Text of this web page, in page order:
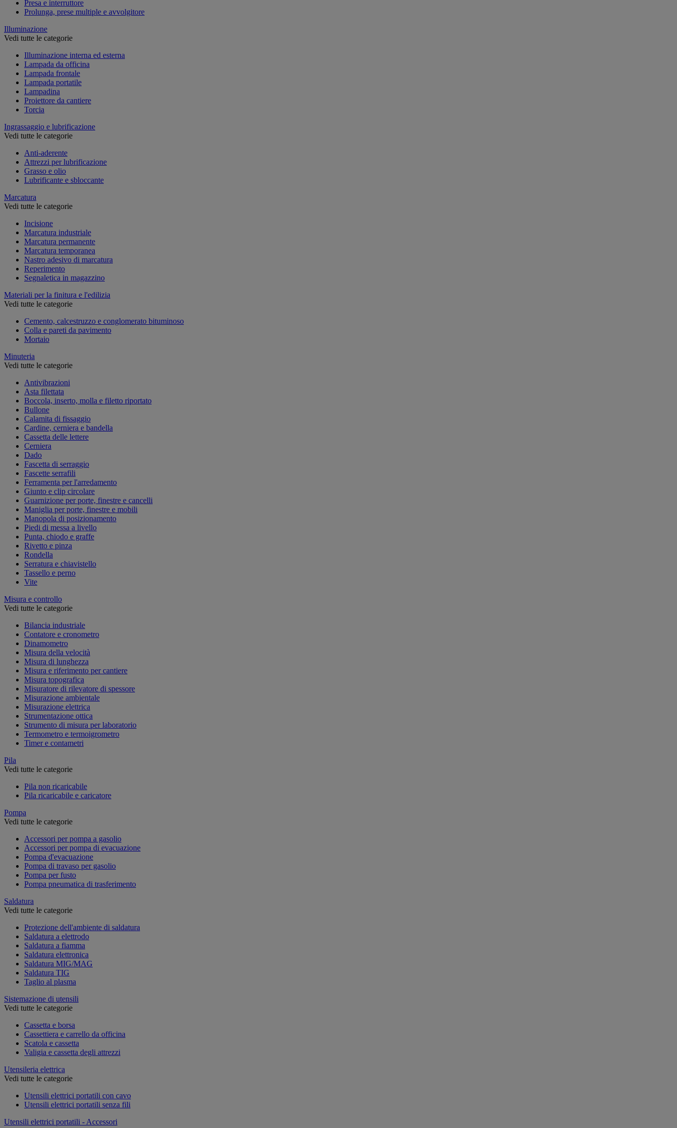
Presa e interruttore
Prolunga, prese multiple e avvolgitore
Illuminazione
Vedi tutte le categorie
Illuminazione interna ed esterna
Lampada da officina
Lampada frontale
Lampada portatile
Lampadina
Proiettore da cantiere
Torcia
Ingrassaggio e lubrificazione
Vedi tutte le categorie
Anti-aderente
Attrezzi per lubrificazione
Grasso e olio
Lubrificante e sbloccante
Marcatura
Vedi tutte le categorie
Incisione
Marcatura industriale
Marcatura permanente
Marcatura temporanea
Nastro adesivo di marcatura
Reperimento
Segnaletica in magazzino
Materiali per la finitura e l'edilizia
Vedi tutte le categorie
Cemento, calcestruzzo e conglomerato bituminoso
Colla e pareti da pavimento
Mortaio
Minuteria
Vedi tutte le categorie
Antivibrazioni
Asta filettata
Boccola, inserto, molla e filetto riportato
Bullone
Calamita di fissaggio
Cardine, cerniera e bandella
Cassetta delle lettere
Cerniera
Dado
Fascetta di serraggio
Fascette serrafili
Ferramenta per l'arredamento
Giunto e clip circolare
Guarnizione per porte, finestre e cancelli
Maniglia per porte, finestre e mobili
Manopola di posizionamento
Piedi di messa a livello
Punta, chiodo e graffe
Rivetto e pinza
Rondella
Serratura e chiavistello
Tassello e perno
Vite
Misura e controllo
Vedi tutte le categorie
Bilancia industriale
Contatore e cronometro
Dinamometro
Misura della velocità
Misura di lunghezza
Misura e riferimento per cantiere
Misura topografica
Misuratore di rilevatore di spessore
Misurazione ambientale
Misurazione elettrica
Strumentazione ottica
Strumento di misura per laboratorio
Termometro e termoigrometro
Timer e contametri
Pila
Vedi tutte le categorie
Pila non ricaricabile
Pila ricaricabile e caricatore
Pompa
Vedi tutte le categorie
Accessori per pompa a gasolio
Accessori per pompa di evacuazione
Pompa d'evacuazione
Pompa di travaso per gasolio
Pompa per fusto
Pompa pneumatica di trasferimento
Saldatura
Vedi tutte le categorie
Protezione dell'ambiente di saldatura
Saldatura a elettrodo
Saldatura a fiamma
Saldatura elettronica
Saldatura MIG/MAG
Saldatura TIG
Taglio al plasma
Sistemazione di utensili
Vedi tutte le categorie
Cassetta e borsa
Cassettiera e carrello da officina
Scatola e cassetta
Valigia e cassetta degli attrezzi
Utensileria elettrica
Vedi tutte le categorie
Utensili elettrici portatili con cavo
Utensili elettrici portatili senza fili
Utensili elettrici portatili - Accessori